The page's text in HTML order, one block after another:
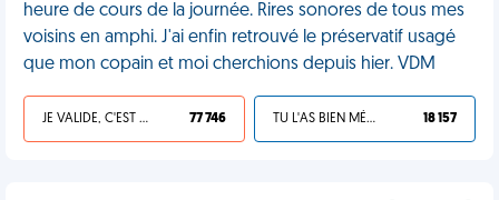
heure de cours de la journée. Rires sonores de tous mes
voisins en amphi. J'ai enfin retrouvé le préservatif usagé
que mon copain et moi cherchions depuis hier. VDM
JE VALIDE, C'EST UNE VDM 77 746 TU L'AS BIEN MÉRITÉ 18 157